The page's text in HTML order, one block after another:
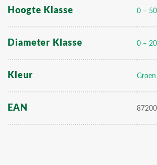
Hoogte Klasse 0 –
Diameter Klasse 0 –
Kleur Groen
EAN